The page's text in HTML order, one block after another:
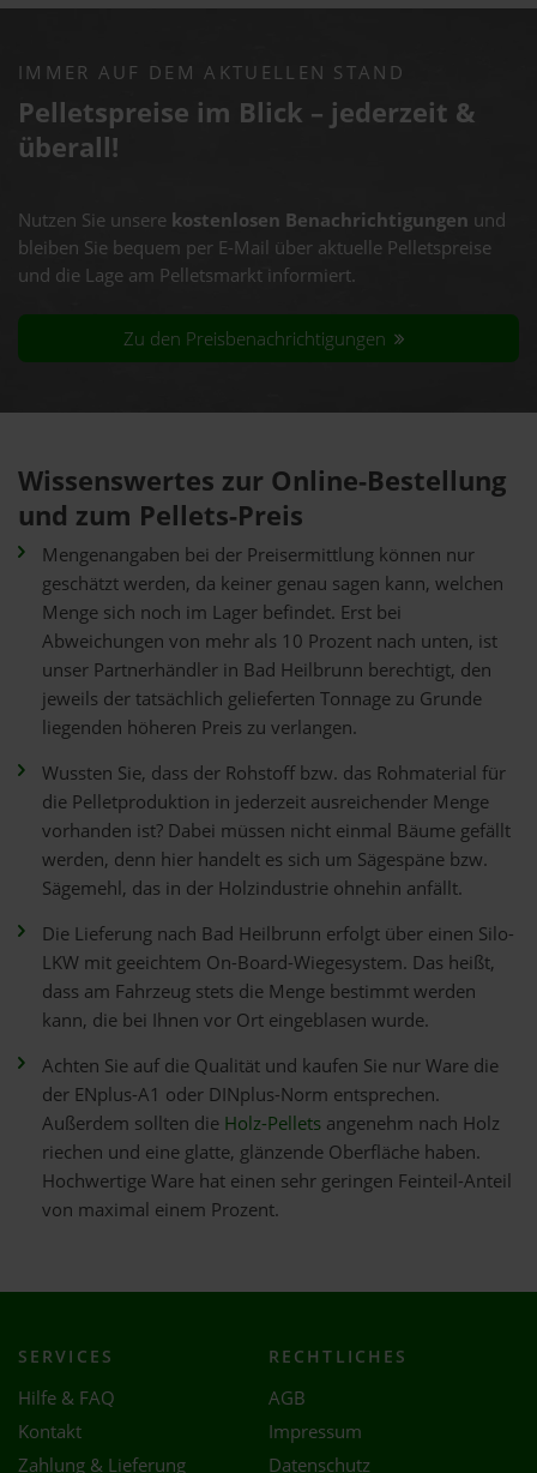
IMMER AUF DEM AKTUELLEN STAND
Pelletspreise im Blick – jederzeit &
überall!
Nutzen Sie unsere kostenlosen Benachrichtigungen und
bleiben Sie bequem per E-Mail über aktuelle Pelletspreise
und die Lage am Pelletsmarkt informiert.
Zu den Preisbenachrichtigungen
Wissenswertes zur Online-Bestellung
und zum Pellets-Preis
Mengenangaben bei der Preisermittlung können nur
geschätzt werden, da keiner genau sagen kann, welchen
Menge sich noch im Lager befindet. Erst bei
Abweichungen von mehr als 10 Prozent nach unten, ist
unser Partnerhändler in Bad Heilbrunn berechtigt, den
jeweils der tatsächlich gelieferten Tonnage zu Grunde
liegenden höheren Preis zu verlangen.
Wussten Sie, dass der Rohstoff bzw. das Rohmaterial für
die Pelletproduktion in jederzeit ausreichender Menge
vorhanden ist? Dabei müssen nicht einmal Bäume gefällt
werden, denn hier handelt es sich um Sägespäne bzw.
Sägemehl, das in der Holzindustrie ohnehin anfällt.
Die Lieferung nach Bad Heilbrunn erfolgt über einen Silo-
LKW mit geeichtem On-Board-Wiegesystem. Das heißt,
dass am Fahrzeug stets die Menge bestimmt werden
kann, die bei Ihnen vor Ort eingeblasen wurde.
Achten Sie auf die Qualität und kaufen Sie nur Ware die
der ENplus-A1 oder DINplus-Norm entsprechen.
Außerdem sollten die Holz-Pellets angenehm nach Holz
riechen und eine glatte, glänzende Oberfläche haben.
Hochwertige Ware hat einen sehr geringen Feinteil-Anteil
von maximal einem Prozent.
SERVICES
Hilfe & FAQ
Kontakt
Zahlung & Lieferung
RECHTLICHES
AGB
Impressum
Datenschutz